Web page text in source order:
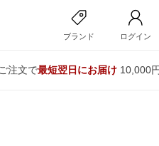
ブランド ログイン
注文で最短翌日にお届け10,000